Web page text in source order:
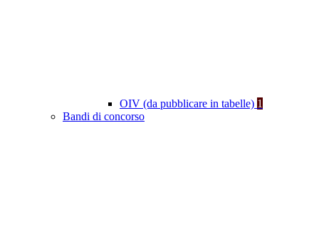
OIV (da pubblicare in tabelle) 1
Bandi di concorso